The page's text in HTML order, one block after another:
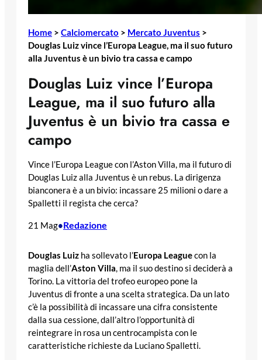
Home > Calciomercato > Mercato Juventus >
Douglas Luiz vince l’Europa League, ma il suo futuro
alla Juventus è un bivio tra cassa e campo
Douglas Luiz vince l’Europa
League, ma il suo futuro alla
Juventus è un bivio tra cassa e
campo
Vince l’Europa League con l’Aston Villa, ma il futuro di
Douglas Luiz alla Juventus è un rebus. La dirigenza
bianconera è a un bivio: incassare 25 milioni o dare a
Spalletti il regista che cerca?
21 Mag•Redazione
Douglas Luiz ha sollevato l’Europa Leaguecon la
maglia dell’Aston Villa, ma il suo destino si deciderà a
Torino. La vittoria del trofeo europeo pone la
Juventus di fronte a una scelta strategica. Da un lato
c’è la possibilità di incassare una cifra consistente
dalla sua cessione, dall’altro l’opportunità di
reintegrare in rosa un centrocampista con le
caratteristiche richieste da Luciano Spalletti.